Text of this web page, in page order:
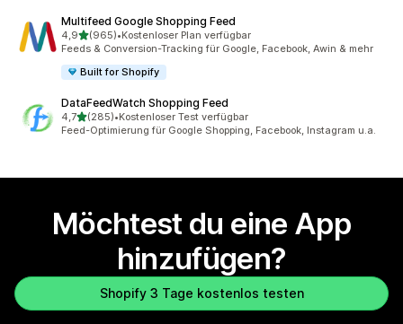
Multifeed Google Shopping Feed
4,9von 5 Sternen
(965)
965 Rezensionen insgesamt
•Kostenloser Plan verfügbar
Feeds & Conversion-Tracking für Google, Facebook, Awin & mehr
Built for Shopify
DataFeedWatch Shopping Feed
4,7von 5 Sternen
(285)
285 Rezensionen insgesamt
•Kostenloser Test verfügbar
Feed-Optimierung für Google Shopping, Facebook, Instagram u.a.
Möchtest du eine App
hinzufügen?
Shopify 3 Tage kostenlos testen